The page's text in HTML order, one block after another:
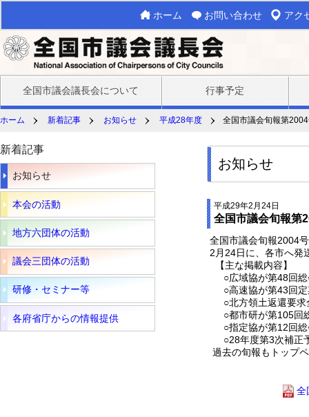
ホーム お問い合わせ アク
全国市議会議長会について 行事予定
ホーム 新着記事 お知らせ 平成28年度 全国市議会旬報第
新着記事
お知らせ
本会の活動
地方六団体の活動
議会三団体の活動
研修・セミナー等
各府省庁からの情報提供
お知らせ
平成29年2月24日
全国市議会旬報第
全国市議会旬報2004
2月24日に、各市へ発
【主な掲載内容】
○広域協が第48回総
○高速協が第43回定
○北方領土返還要求
○都市研が第105回
○指定協が第12回総
○28年度第3次補正
過去の旬報もトップ
全